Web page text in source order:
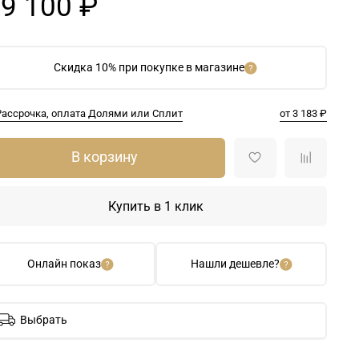
Скидка 10% при покупке в магазине
оплата Долями или Сплит от 3 183 ₽
100 ₽
Онлайн показ Нашли дешевле?
В корзину
Купить в 1 клик
Выбрать